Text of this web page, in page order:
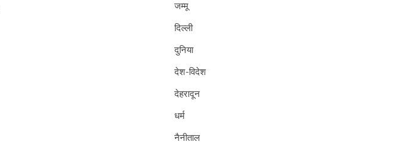
जम्मू
दिल्ली
दुनिया
देश-विदेश
देहरादून
धर्म
नैनीताल